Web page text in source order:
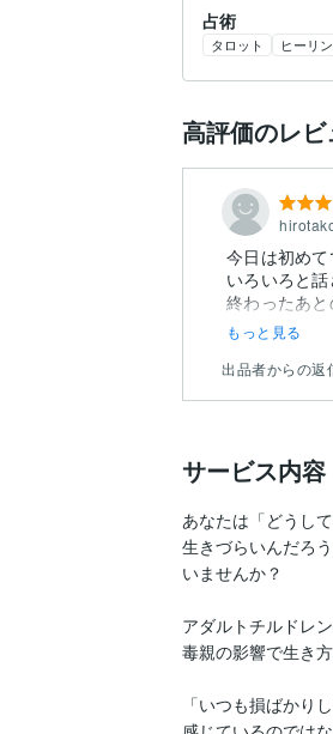
占術
タロット ヒーリ
高評価のレビ
今日は初め
いろいろと
終わったあと
もっと見る
出品者からの返
サービス内容
あなたは「どうし
生きづらいんだろ
いませんか？
アダルトチルドレン
毒親の影響で生き
「いつも損ばかり